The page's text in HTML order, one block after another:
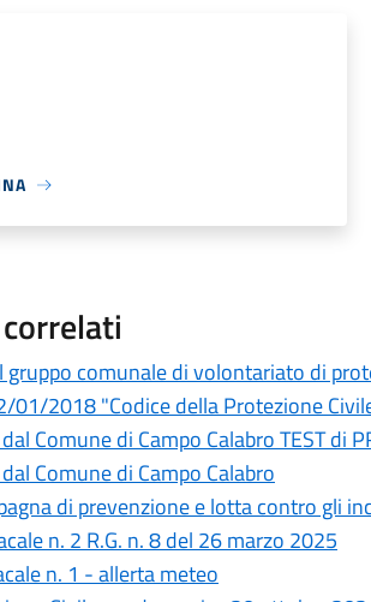
gruppo comunale di volontariato di
01/2018 "Codice della Protezione
Comune di Campo Calabro TEST di
Comune di Campo Calabro
di prevenzione e lotta contro gli
n. 2 R.G. n. 8 del 26 marzo 2025
n. 1 - allerta meteo